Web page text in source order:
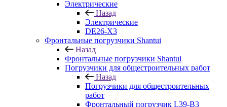
Электрические
Назад
Электрические
DE26-X3
Фронтальные погрузчики Shantui
Назад
Фронтальные погрузчики Shantui
Погрузчики для общестроительных работ
Назад
Погрузчики для общестроительных
работ
Фронтальный погрузчик L39-B3